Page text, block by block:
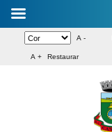
A -
A + Restaurar